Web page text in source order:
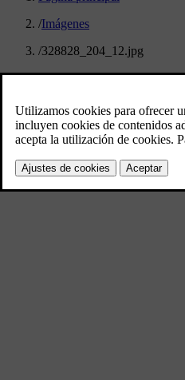
/Imágenes
/328828_204_12.jpg